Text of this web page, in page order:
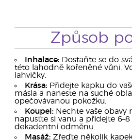
Způsob
Inhalace: Dostaňte se do
této lahodně kořeněné vůni.
lahvičky.
Krása: Přidejte kapku do
másla a naneste na suché
opečovávanou pokožku.
Koupel: Nechte vaše obavy
napusťte si vanu a přidejte
dekadentní odměnu.
Masáž: Zřeďte několik